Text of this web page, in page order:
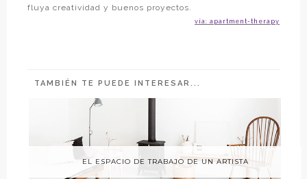
fluya creatividad y buenos proyectos.
vía: apartment-therapy
TAMBIÉN TE PUEDE INTERESAR...
EL ESPACIO DE TRABAJO DE UN ARTISTA